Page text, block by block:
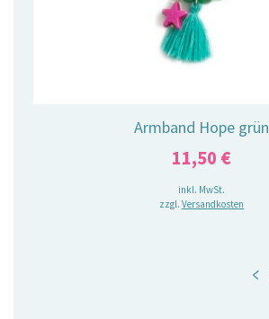
Armband Hope grün
11,50 €
inkl. MwSt.
zzgl. Versandkosten
<